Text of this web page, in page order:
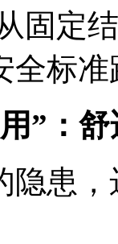
固定
全标
”：
隐患